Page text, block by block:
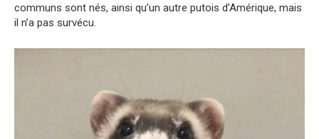
communs sont nés, ainsi qu’un autre putois d’Amérique, mais
il n’a pas survécu.